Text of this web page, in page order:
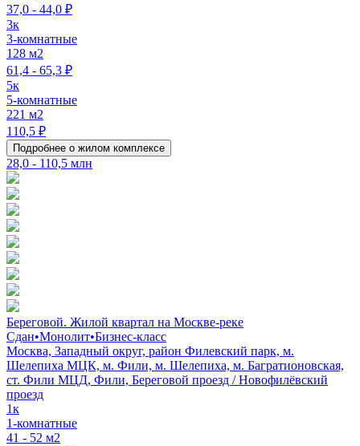
37,0 - 44,0 ₽
3к
3-комнатные
128 м2
61,4 - 65,3 ₽
5к
5-комнатные
221 м2
110,5 ₽
Подробнее о жилом комплексе
28,0 - 110,5 млн
Береговой. Жилой квартал на Москве-реке
Сдан•Монолит•Бизнес-класс
Москва, Западный округ, район Филевский парк, м.
Шелепиха МЦК, м. Фили, м. Шелепиха, м. Багратионовская,
ст. Фили МЦД, Фили, Береговой проезд / Новофилёвский
проезд
1к
1-комнатные
41 - 52 м2